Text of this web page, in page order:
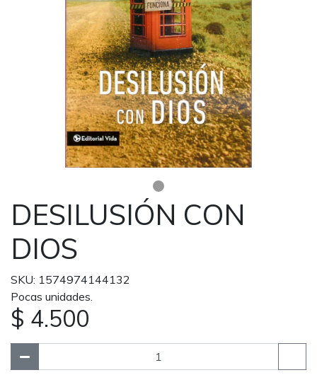
DESILUSIÓN CON
DIOS
SKU: 1574974144132
Pocas unidades.
$ 4.500